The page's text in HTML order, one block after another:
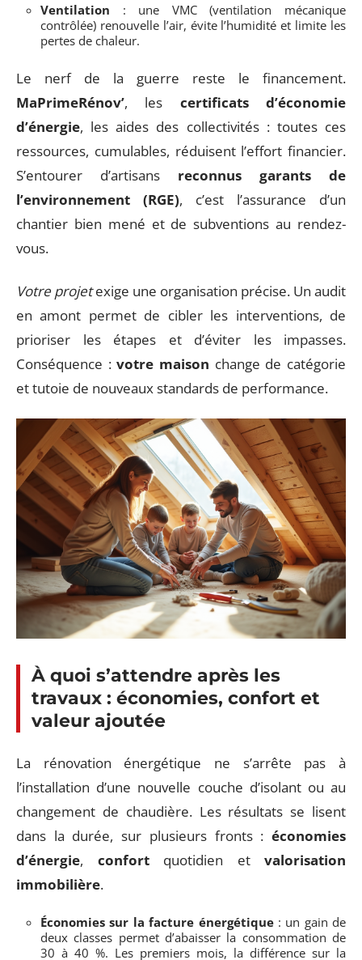
Ventilation : une VMC (ventilation mécanique
contrôlée) renouvelle l’air, évite l’humidité et limite les
pertes de chaleur.
Le nerf de la guerre reste le financement.
MaPrimeRénov’, les certificats d’économie
d’énergie, les aides des collectivités : toutes ces
ressources, cumulables, réduisent l’effort financier.
S’entourer d’artisans reconnus garants de
l’environnement (RGE), c’est l’assurance d’un
chantier bien mené et de subventions au rendez-
vous.
Votre projetexige une organisation précise. Un audit
en amont permet de cibler les interventions, de
prioriser les étapes et d’éviter les impasses.
Conséquence :votre maison change de catégorie
et tutoie de nouveaux standards de performance.
À quoi s’attendre après les
travaux : économies, confort et
valeur ajoutée
La rénovation énergétique ne s’arrête pas à
l’installation d’une nouvelle couche d’isolant ou au
changement de chaudière. Les résultats se lisent
dans la durée, sur plusieurs fronts : économies
d’énergie, confortquotidien et valorisation
immobilière.
Économies sur la facture énergétique: un gain de
deux classes permet d’abaisser la consommation de
30 à 40 %. Les premiers mois, la différence sur la